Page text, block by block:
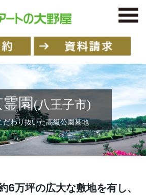
園(八王子市)
だわり抜いた高級公園墓地
6万坪の広大な敷地を有し、